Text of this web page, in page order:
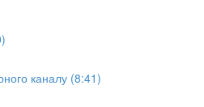
каналу (8:41)